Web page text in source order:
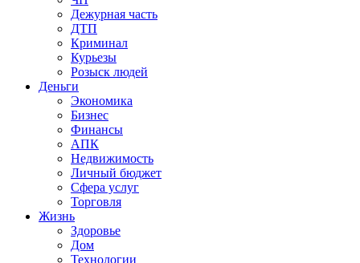
Дежурная часть
ДТП
Криминал
Курьезы
Розыск людей
Деньги
Экономика
Бизнес
Финансы
АПК
Недвижимость
Личный бюджет
Сфера услуг
Торговля
Жизнь
Здоровье
Дом
Технологии